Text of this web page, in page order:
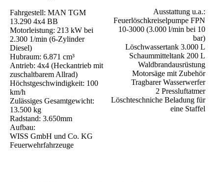
Fahrgestell: MAN TGM
13.290 4x4 BB
Motorleistung: 213 kW bei
2.300 1/min (6-Zylinder
Diesel)
Hubraum: 6.871 cm³
Antrieb: 4x4 (Heckantrieb mit
zuschaltbarem Allrad)
Höchstgeschwindigkeit: 100
km/h
Zulässiges Gesamtgewicht:
13.500 kg
Radstand: 3.650mm
Aufbau:
WISS GmbH und Co. KG
Feuerwehrfahrzeuge
Ausstattung u.a.:
Feuerlöschkreiselpumpe FPN
10-3000 (3.000 l/min bei 10
bar)
Löschwassertank 3.000 L
Schaummitteltank 200 L
Waldbrandausrüstung
Motorsäge mit Zubehör
Tragbarer Wasserwerfer
2 Pressluftatmer
Löschteschniche Beladung für
eine Staffel